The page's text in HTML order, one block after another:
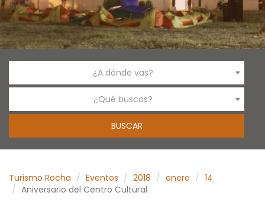
¿A dónde vas?
¿Qué buscas?
Turismo Rocha Eventos 2018 enero
14
Aniversario del Centro Cultural